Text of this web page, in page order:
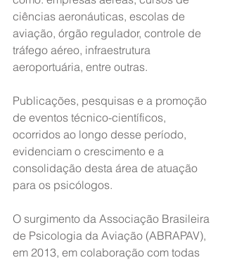
ciências aeronáuticas, escolas de
aviação, órgão regulador, controle de
tráfego aéreo, infraestrutura
aeroportuária, entre outras.
Publicações, pesquisas e a promoção
de eventos técnico-científicos,
ocorridos ao longo desse período,
evidenciam o crescimento e a
consolidação desta área de atuação
para os psicólogos.
O surgimento da Associação Brasileira
de Psicologia da Aviação (ABRAPAV),
em 2013, em colaboração com todas